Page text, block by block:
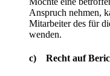
Anspruch nehmen,
Mitarbeiter des für
wenden.
c) Recht auf